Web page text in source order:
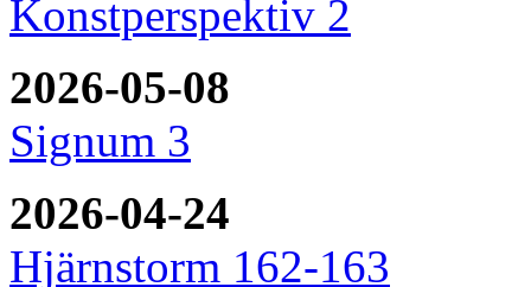
Konstperspektiv 2
2026-05-08
Signum 3
2026-04-24
Hjärnstorm 162-163